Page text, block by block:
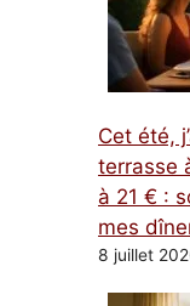
Cet été,
terrasse
à 21 € :
mes
8 juillet